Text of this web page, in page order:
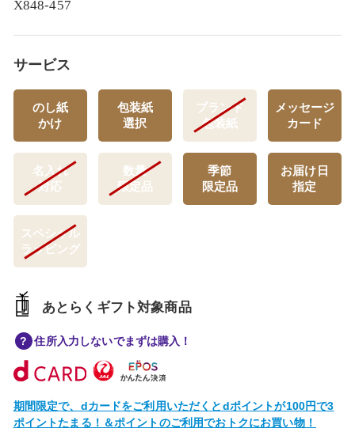
X848-457
サービス
のし紙
かけ
包装紙
選択
ブランド
包装紙
メッセージ
カード
名入れ
対応
数量
限定品
季節
限定品
お届け日
指定
スペシャル
ラッピング
あとらくギフト対象商品
住所入力しないでまずは購入！
期間限定で、dカードをご利用いただくとdポイントが100円で3
ポイントたまる！＆ポイントのご利用でおトクにお買い物！